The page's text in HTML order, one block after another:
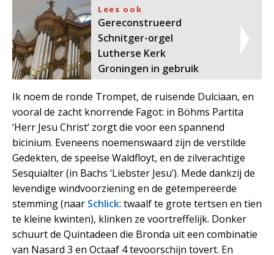
Lees ook
Gereconstrueerd
Schnitger-orgel
Lutherse Kerk
Groningen in gebruik
Ik noem de ronde Trompet, de ruisende Dulciaan, en
vooral de zacht knorrende Fagot: in Böhms Partita
‘Herr Jesu Christ’ zorgt die voor een spannend
bicinium. Eveneens noemenswaard zijn de verstilde
Gedekten, de speelse Waldfloyt, en de zilverachtige
Sesquialter (in Bachs ‘Liebster Jesu’). Mede dankzij de
levendige windvoorziening en de getempereerde
stemming (naar Schlick: twaalf te grote tertsen en tien
te kleine kwinten), klinken ze voortreffelijk. Donker
schuurt de Quintadeen die Bronda uit een combinatie
van Nasard 3 en Octaaf 4 tevoorschijn tovert. En